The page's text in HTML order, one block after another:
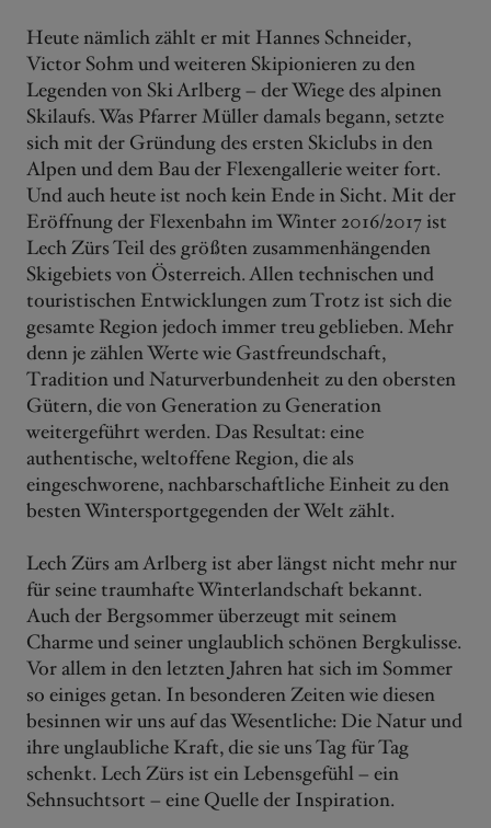
Heute nämlich zählt er mit Hannes Schneider,
Victor Sohm und weiteren Skipionieren zu den
Legenden von Ski Arlberg – der Wiege des alpinen
Skilaufs. Was Pfarrer Müller damals begann, setzte
sich mit der Gründung des ersten Skiclubs in den
Alpen und dem Bau der Flexengallerie weiter fort.
Und auch heute ist noch kein Ende in Sicht. Mit der
Eröffnung der Flexenbahn im Winter 2016/2017 ist
Lech Zürs Teil des größten zusammenhängenden
Skigebiets von Österreich. Allen technischen und
touristischen Entwicklungen zum Trotz ist sich die
gesamte Region jedoch immer treu geblieben. Mehr
denn je zählen Werte wie Gastfreundschaft,
Tradition und Naturverbundenheit zu den obersten
Gütern, die von Generation zu Generation
weitergeführt werden. Das Resultat: eine
authentische, weltoffene Region, die als
eingeschworene, nachbarschaftliche Einheit zu den
besten Wintersportgegenden der Welt zählt.
Lech Zürs am Arlberg ist aber längst nicht mehr nur
für seine traumhafte Winterlandschaft bekannt.
Auch der Bergsommer überzeugt mit seinem
Charme und seiner unglaublich schönen Bergkulisse.
Vor allem in den letzten Jahren hat sich im Sommer
so einiges getan. In besonderen Zeiten wie diesen
besinnen wir uns auf das Wesentliche: Die Natur und
ihre unglaubliche Kraft, die sie uns Tag für Tag
schenkt. Lech Zürs ist ein Lebensgefühl – ein
Sehnsuchtsort – eine Quelle der Inspiration.